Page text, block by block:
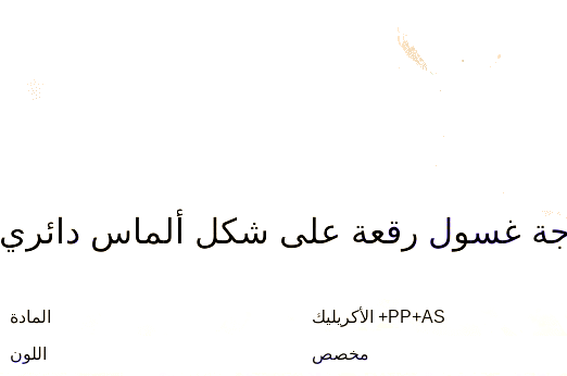
غسول رقعة على شكل ألماس دائري
المادة
الأكريليك +PP+AS
اللون
مخصص